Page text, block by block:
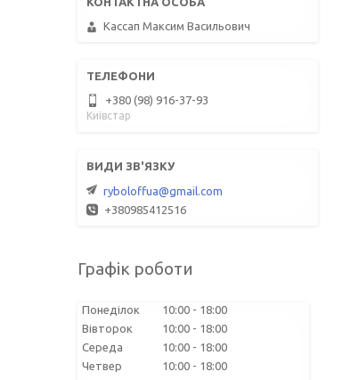
Кассап Максим Васильович
+380 (98) 916-37-93
Київстар
ryboloffua@gmail.com
+380985412516
Графік роботи
Понеділок 10:00
18:00
Вівторок
10:00
18:00
Середа
10:00
18:00
Четвер
10:00
18:00